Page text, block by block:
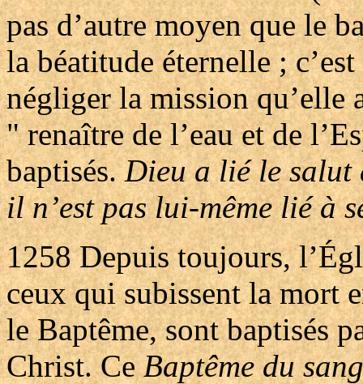
pas d’autre moyen que le
la béatitude éternelle ;
négliger la mission qu’elle
" renaître de l’eau et de
baptisés.Dieu a lié le salut
il n’est pas lui-même lié à
1258 Depuis toujours,
ceux qui subissent la mort
le Baptême, sont baptisés
Christ. CeBaptême du sang